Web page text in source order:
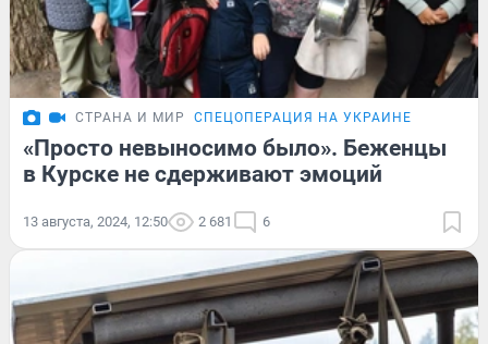
СТРАНА И МИР СПЕЦОПЕРАЦИЯ НА УКРАИНЕ
«Просто невыносимо было». Беженцы
в Курске не сдерживают эмоций
13 августа, 2024, 12:50 2 681 6